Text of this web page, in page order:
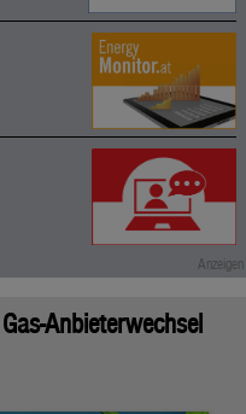
Anbieterwechsel